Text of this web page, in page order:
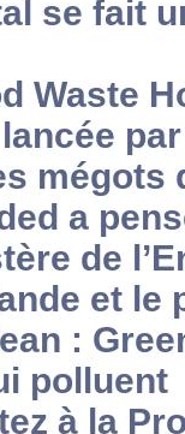
se fait
Waste
mégots
a
de
et le
:
polluent
à la